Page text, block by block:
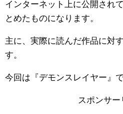
インターネット上に公開され
とめたものになります。
主に、実際に読んだ作品に対
す。
今回は『デモンスレイヤー』で
スポンサー